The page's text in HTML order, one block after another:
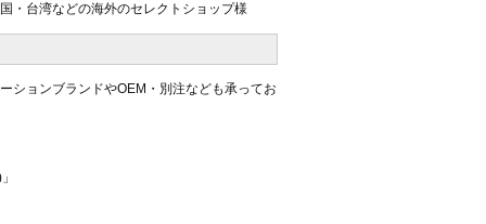
・台湾などの海外のセレクトショップ様
ションブランドやOEM・別注なども承ってお